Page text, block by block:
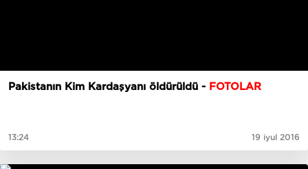
Pakistanın Kim Kardaşyanı öldürüldü - FOTOLAR
13:24 19 iyul 2016